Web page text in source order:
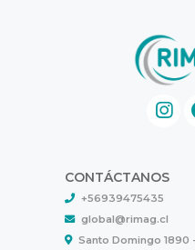
CONTÁCTANOS
+56939475435
global@rimag.cl
Santo Domingo 1890 -